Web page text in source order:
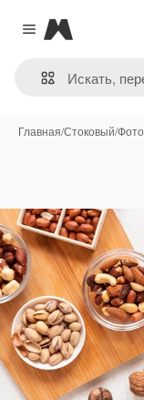
Close menu
Magnific
Главная/Стоковый/